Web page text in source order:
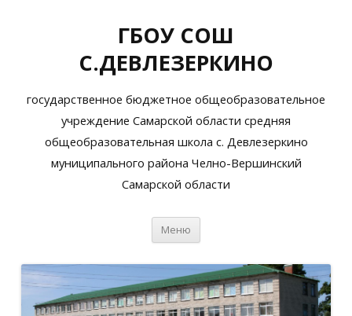
ГБОУ СОШ
С.ДЕВЛЕЗЕРКИНО
государственное бюджетное общеобразовательное
учреждение Самарской области средняя
общеобразовательная школа с. Девлезеркино
муниципального района Челно-Вершинский
Самарской области
Меню